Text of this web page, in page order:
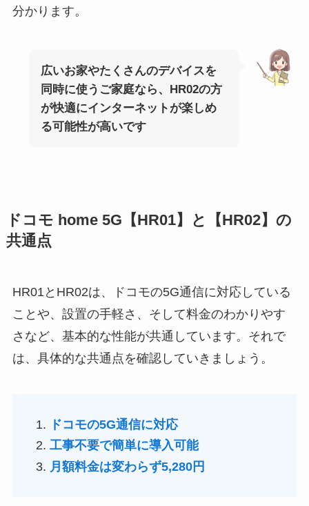
分かります。
広いお家やたくさんのデバイスを
同時に使うご家庭なら、HR02の方
が快適にインターネットが楽しめ
る可能性が高いです
ドコモ home 5G【HR01】と【HR02】の
共通点
HR01とHR02は、ドコモの5G通信に対応している
ことや、設置の手軽さ、そして料金のわかりやす
さなど、基本的な性能が共通しています。それで
は、具体的な共通点を確認していきましょう。
ドコモの5G通信に対応
工事不要で簡単に導入可能
月額料金は変わらず5,280円